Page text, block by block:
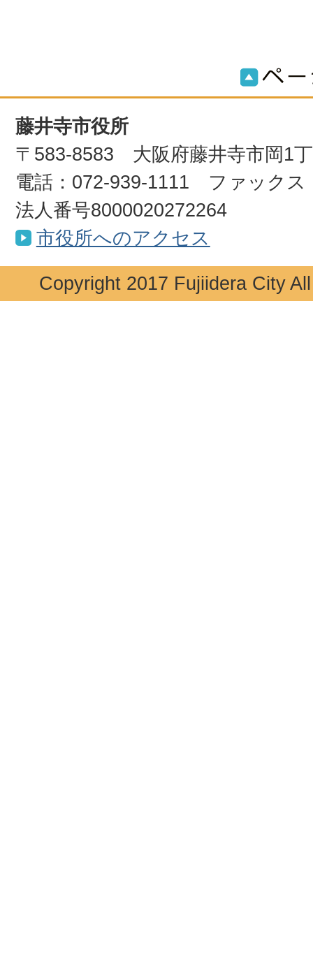
藤井寺市役所
〒583-8583 大阪府藤井寺市岡1
電話：072-939-1111 ファックス
法人番号8000020272264
市役所へのアクセス
Copyright 2017 Fujiidera City